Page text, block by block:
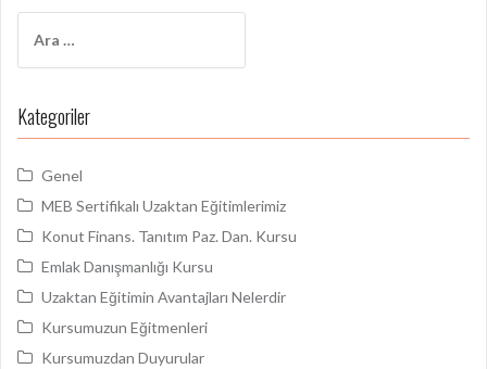
a
ş
ı
m
ı
a
a
:
Kategoriler
Genel
MEB Sertifikalı Uzaktan Eğitimlerimiz
Konut Finans. Tanıtım Paz. Dan. Kursu
Emlak Danışmanlığı Kursu
Uzaktan Eğitimin Avantajları Nelerdir
Kursumuzun Eğitmenleri
Kursumuzdan Duyurular